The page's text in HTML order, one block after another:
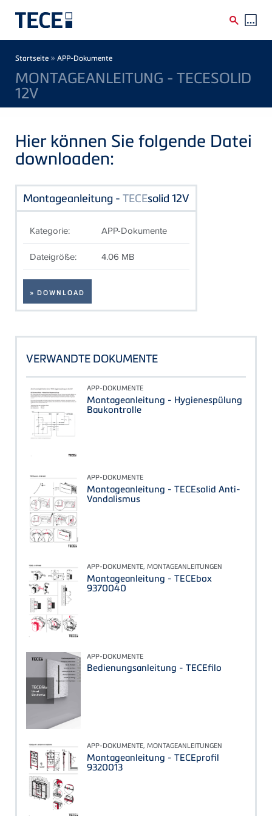
Breadcrumb
Startseite » APP-Dokumente
MONTAGEANLEITUNG - TECESOLID
12V
Hier können Sie folgende Datei
downloaden:
Montageanleitung - TECEsolid 12V
Kategorie: APP-Dokumente
Dateigröße: 4.06 MB
» DOWNLOAD
VERWANDTE DOKUMENTE
APP-DOKUMENTE
Montageanleitung - Hygienespülung
Baukontrolle
APP-DOKUMENTE
Montageanleitung - TECEsolid Anti-
Vandalismus
APP-DOKUMENTE, MONTAGEANLEITUNGEN
Montageanleitung - TECEbox
9370040
APP-DOKUMENTE
Bedienungsanleitung - TECEfilo
APP-DOKUMENTE, MONTAGEANLEITUNGEN
Montageanleitung - TECEprofil
9320013